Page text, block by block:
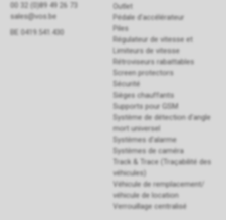
00 32 (0)89 49 26 73
sales@vos.be
BE 0419.541.430
Outlet
Pédale d'accélérateur
Piles
Régulateur de vitesse et
Limiteurs de vitesse
Rétroviseurs rabattables
Screen protectors
Sécurité
Sièges chauffants
Supports pour GSM
Système de détection d'angle
mort universel
Systèmes d'alarme
Systèmes de caméra
Track & Trace (Traçabilité des
véhicules)
Véhicule de remplacement/
véhicule de location
Verrouillage centralisé